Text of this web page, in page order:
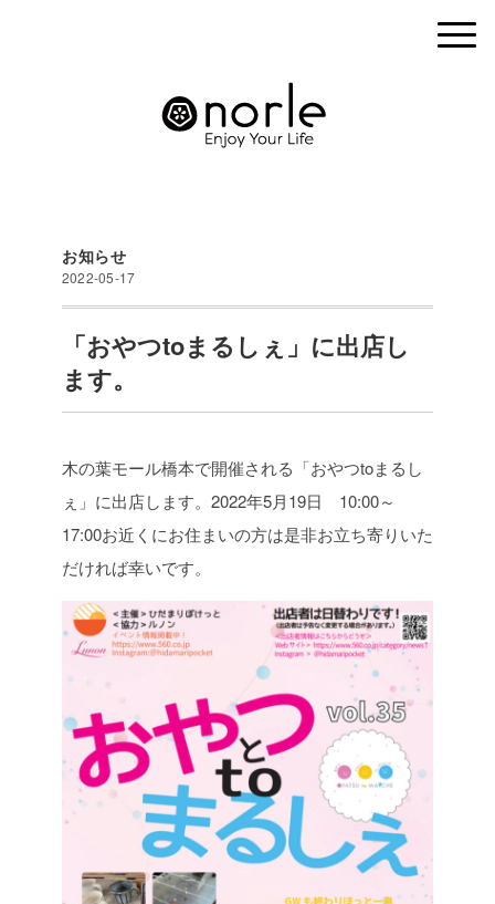
お知らせ
2022-05-17
「おやつtoまるしぇ」に出店し
ます。
木の葉モール橋本で開催される「おやつtoまるし
ぇ」に出店します。 2022年5月19日 10:00～
17:00お近くにお住まいの方は是非お立ち寄りいた
だければ幸いです。